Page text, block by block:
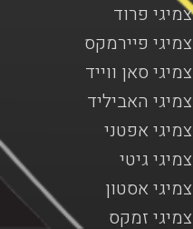
צמיגי פרוד
צמיגי פיירמקס
צמיגי סאן ווייד
צמיגי האביליד
צמיגי אפטני
צמיגי גיטי
צמיגי אסטון
צמיגי זמקס